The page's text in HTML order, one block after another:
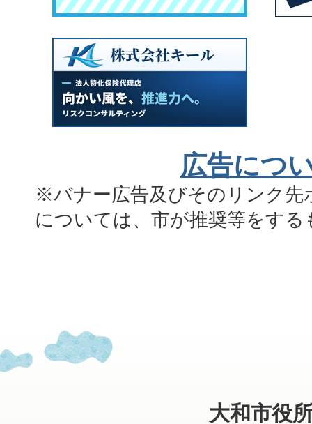
広告につ
※バナー広告及びそのリンク先
については、市が推奨等をす
大和市役